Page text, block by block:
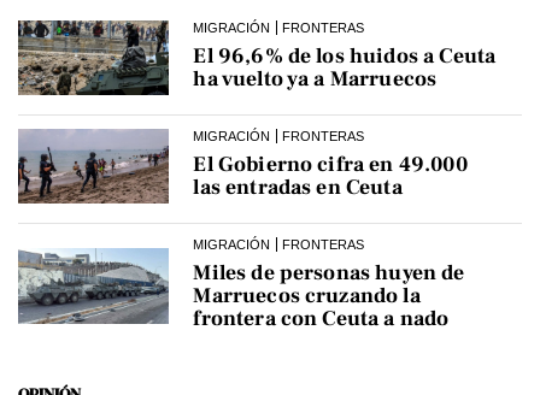
MIGRACIÓN FRONTERAS
El 96,6% de los huidos a Ceuta
ha vuelto ya a Marruecos
MIGRACIÓN FRONTERAS
El Gobierno cifra en 49.000
las entradas en Ceuta
MIGRACIÓN FRONTERAS
Miles de personas huyen de
Marruecos cruzando la
frontera con Ceuta a nado